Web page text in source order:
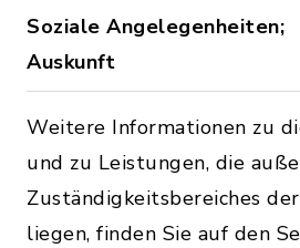
Soziale Angelegenheiten;
Auskunft
Weitere Informationen zu
und zu Leistungen, die
Zuständigkeitsbereiches
liegen, finden Sie auf den